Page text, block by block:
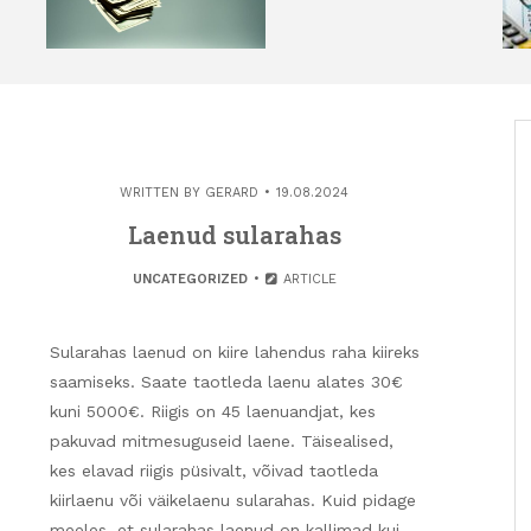
WRITTEN BY GERARD 19.08.2024
Laenud sularahas
UNCATEGORIZED ARTICLE
Sularahas laenud on kiire lahendus raha kiireks
saamiseks. Saate taotleda laenu alates 30€
kuni 5000€. Riigis on 45 laenuandjat, kes
pakuvad mitmesuguseid laene. Täisealised,
kes elavad riigis püsivalt, võivad taotleda
kiirlaenu või väikelaenu sularahas. Kuid pidage